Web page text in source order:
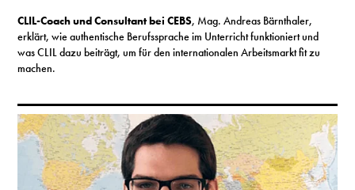
CLIL-Coach und Consultant bei CEBS, Mag. Andreas Bärnthaler,
erklärt, wie authentische Berufssprache im Unterricht funktioniert und
was CLIL dazu beiträgt, um für den internationalen Arbeitsmarkt fit zu
machen.